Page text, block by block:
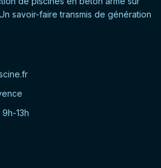
savoir-faire transmis de génération
13h